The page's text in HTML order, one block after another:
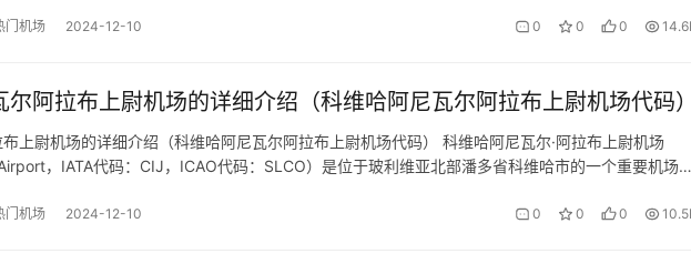
门机场 2024-12-10 0 0 0
阿拉布上尉机场的详细介绍（科维哈阿尼瓦尔阿拉布上尉机场代码）
上尉机场的详细介绍（科维哈阿尼瓦尔阿拉布上尉机场代码） 科维哈阿尼瓦尔·阿拉布上尉机场
，IATA代码：CIJ，ICAO代码：SLCO）是位于玻利维亚北部潘多省科维哈市的一个重要机场。
门机场 2024-12-10 0 0 0